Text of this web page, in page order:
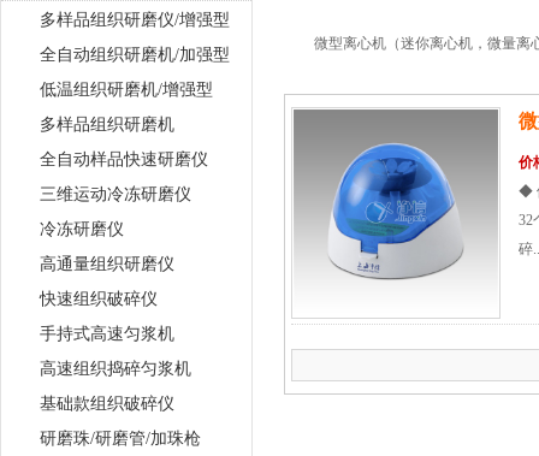
多样品组织研磨仪/增强型
全自动组织研磨机/加强型
低温组织研磨机/增强型
多样品组织研磨机
全自动样品快速研磨仪
三维运动冷冻研磨仪
冷冻研磨仪
高通量组织研磨仪
快速组织破碎仪
手持式高速匀浆机
高速组织捣碎匀浆机
基础款组织破碎仪
研磨珠/研磨管/加珠枪
微型离心机（迷你离心机，微量离
价
◆
32
碎